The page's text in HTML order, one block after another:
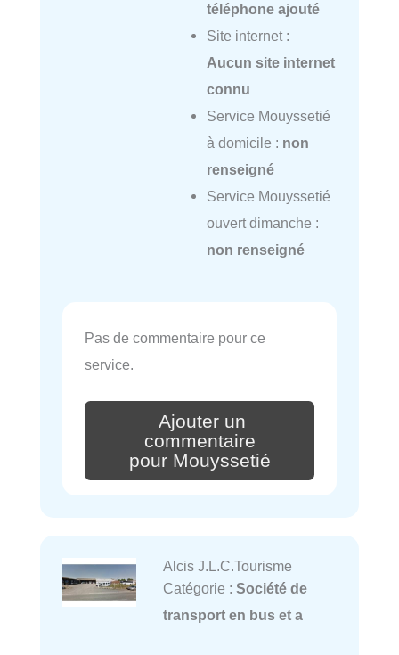
téléphone ajouté
Site internet :
Aucun site internet
connu
Service Mouyssetié
à domicile : non
renseigné
Service Mouyssetié
ouvert dimanche :
non renseigné
Pas de commentaire pour ce
service.
Ajouter un
commentaire
pour Mouyssetié
Alcis J.L.C.Tourisme
Catégorie : Société de
transport en bus et a